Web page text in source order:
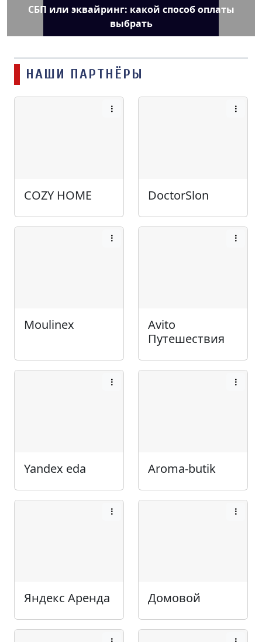
СБП или эквайринг: какой способ оплаты
выбрать
НАШИ ПАРТНЁРЫ
COZY HOME DoctorSlon
Moulinex
Avito
Путешествия
Yandex eda Aroma-butik
Яндекс Аренда Домовой